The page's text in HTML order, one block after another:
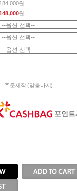
184,000원
148,000원
주문제작 (맞춤바지)
포인트